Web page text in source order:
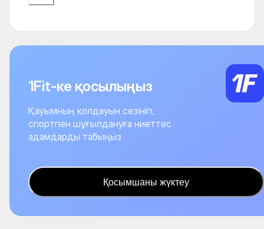
1Fit-ке қосылыңыз
Қауымның қолдауын сезініп,
спортпен шұғылдануға ниеттес
адамдарды табыңыз
Қосымшаны жүктеу